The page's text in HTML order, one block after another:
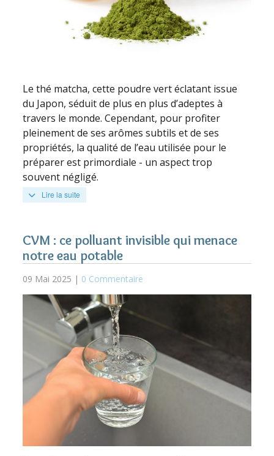
Le thé matcha, cette poudre vert éclatant issue
du Japon, séduit de plus en plus d’adeptes à
travers le monde. Cependant, pour profiter
pleinement de ses arômes subtils et de ses
propriétés, la qualité de l’eau utilisée pour le
préparer est primordiale - un aspect trop
souvent négligé.
Lire la suite
CVM : ce polluant invisible qui menace
notre eau potable
09 Mai 2025 | 0 Commentaire